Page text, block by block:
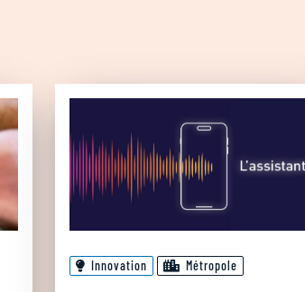
Innovation Métropole